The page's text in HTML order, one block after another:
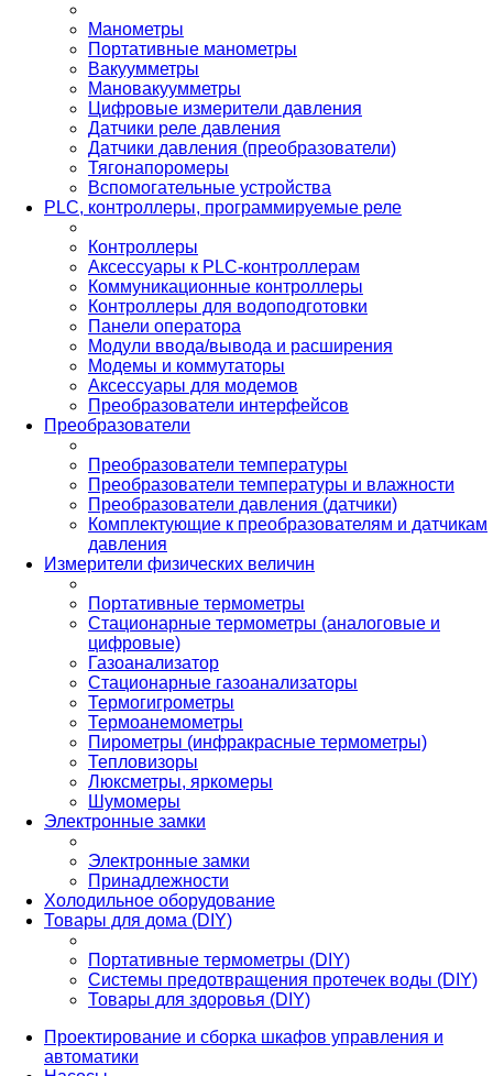
Манометры
Портативные манометры
Вакуумметры
Мановакуумметры
Цифровые измерители давления
Датчики реле давления
Датчики давления (преобразователи)
Тягонапоромеры
Вспомогательные устройства
PLС, контроллеры, программируемые реле
Контроллеры
Аксессуары к PLC-контроллерам
Коммуникационные контроллеры
Контроллеры для водоподготовки
Панели оператора
Модули ввода/вывода и расширения
Модемы и коммутаторы
Аксессуары для модемов
Преобразователи интерфейсов
Преобразователи
Преобразователи температуры
Преобразователи температуры и влажности
Преобразователи давления (датчики)
Комплектующие к преобразователям и датчикам
давления
Измерители физических величин
Портативные термометры
Стационарные термометры (аналоговые и
цифровые)
Газоанализатор
Стационарные газоанализаторы
Термогигрометры
Термоанемометры
Пирометры (инфракрасные термометры)
Тепловизоры
Люксметры, яркомеры
Шумомеры
Электронные замки
Электронные замки
Принадлежности
Холодильное оборудование
Товары для дома (DIY)
Портативные термометры (DIY)
Системы предотвращения протечек воды (DIY)
Товары для здоровья (DIY)
Проектирование и сборка шкафов управления и
автоматики